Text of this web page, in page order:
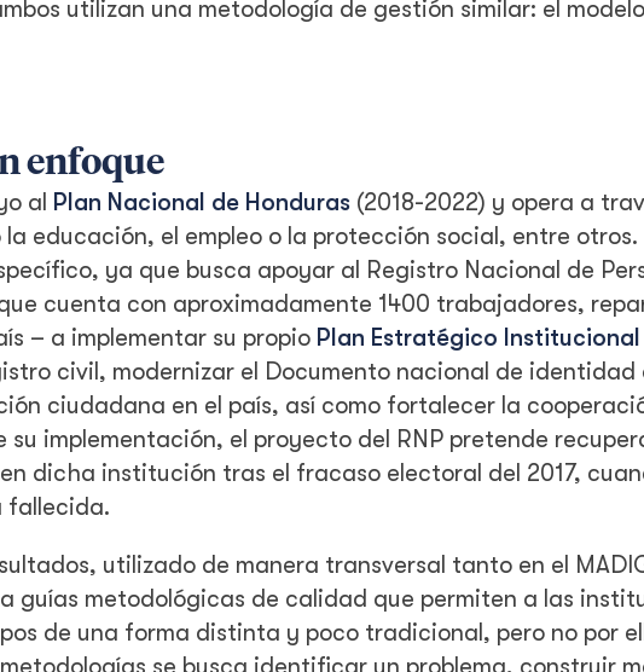
utilizan una metodología de gestión similar: el
enfoque
al Plan Nacional de Honduras (2018-2022) y opera a
educación, el empleo o la protección social, entre otros.
ya que busca apoyar al Registro Nacional de
cuenta con aproximadamente 1400 trabajadores,
– a implementar su propio Plan Estratégico Institucional
civil, modernizar el Documento nacional de identidad
ciudadana en el país, así como fortalecer la
implementación, el proyecto del RNP pretende
dicha institución tras el fracaso electoral del 2017,
fallecida.
utilizado de manera transversal tanto en el
guías metodológicas de calidad que permiten a las
de una forma distinta y poco tradicional, pero no por